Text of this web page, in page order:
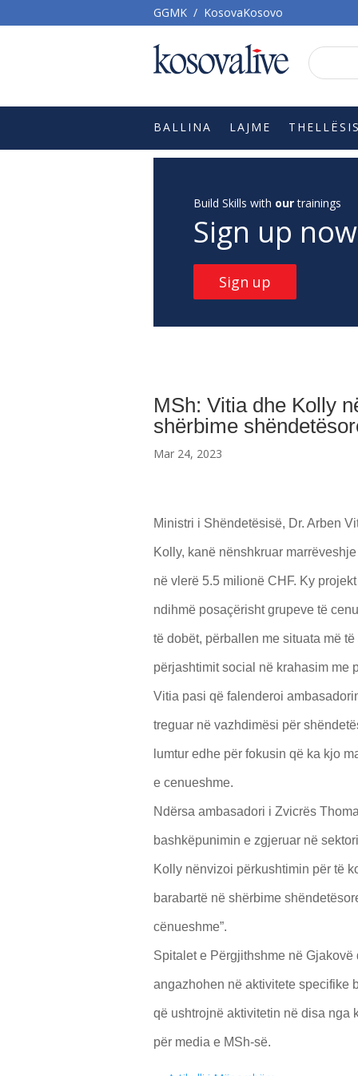
GGMK / KosovaKosovo
BALLINA LAJME
Build Skills with ourtrainings
Sign up
Sign up
MSh: Vitia dhe Kolly
shërbime
Mar 24, 2023
Ministri i Shëndetësisë, Dr. Arben
Kolly, kanë nënshkruar
në vlerë 5.5 milionë CHF. Ky
ndihmë posaçërisht grupeve të
të dobët, përballen me situata më
përjashtimit social në krahasim me
Vitia pasi që falenderoi
treguar në vazhdimësi për
lumtur edhe për fokusin që ka kjo
e cenueshme.
Ndërsa ambasadori i Zvicrës
bashkëpunimin e zgjeruar në
Kolly nënvizoi përkushtimin për të
barabartë në shërbime
cënueshme”​.
Spitalet e Përgjithshme në
angazhohen në aktivitete specifike
që ushtrojnë aktivitetin në disa nga
për media e MSh-së.